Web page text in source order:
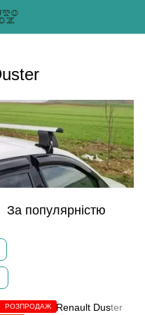
За популярністю
РОЗПРОДАЖ